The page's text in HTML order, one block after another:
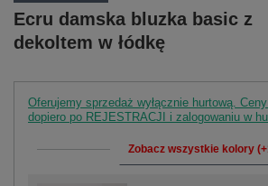
Ecru damska bluzka basic z
dekoltem w łódkę
Oferujemy sprzedaż wyłącznie hurtową.
dopiero po REJESTRACJI i zalogowaniu w
Zobacz wszystkie kolory